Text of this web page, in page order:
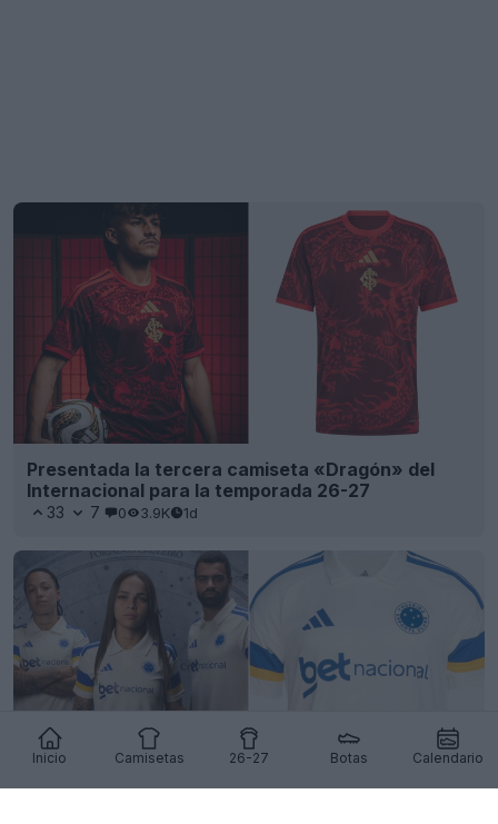
Inicio Camisetas 26-27 Botas Calendario
Presentada la tercera camiseta «Dragón» del
Internacional para la temporada 26-27
33 7 0 3.9K 1d